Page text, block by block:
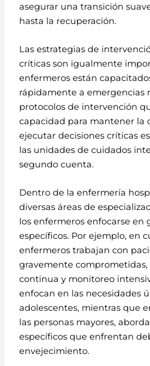
asegurar una transición
hasta la recuperación.
Las estrategias de
críticas son igualmente
enfermeros están
rápidamente a emergencias
protocolos de intervención
capacidad para mantener la
ejecutar decisiones críticas
las unidades de cuidados
segundo cuenta.
Dentro de la enfermería
diversas áreas de
los enfermeros enfocarse en
específicos. Por ejemplo, en
enfermeros trabajan con
gravemente
continua y monitoreo
enfocan en las necesidades
adolescentes, mientras que
las personas mayores,
específicos que enfrentan
envejecimiento.